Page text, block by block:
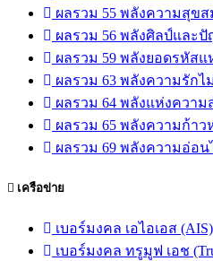
ผลรวม 55 พลังความสุขส
ผลรวม 56 พลังศิลป์และ
ผลรวม 59 พลังยอดรหัสแ
ผลรวม 63 พลังความรัก
ผลรวม 64 พลังแห่งความ
ผลรวม 65 พลังความก้าว
ผลรวม 69 พลังความอ่อน
เครือข่าย
เบอร์มงคล เอไอเอส (AIS)
เบอร์มงคล ทรูมูฟ เอช